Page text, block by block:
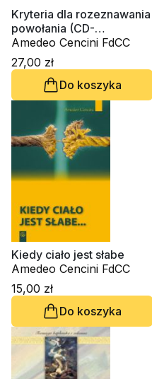
Kryteria dla rozeznawania
powołania (CD-
audiobook)
Amedeo Cencini FdCC
27,00 zł
Do koszyka
Kiedy ciało jest słabe
Amedeo Cencini FdCC
15,00 zł
Do koszyka